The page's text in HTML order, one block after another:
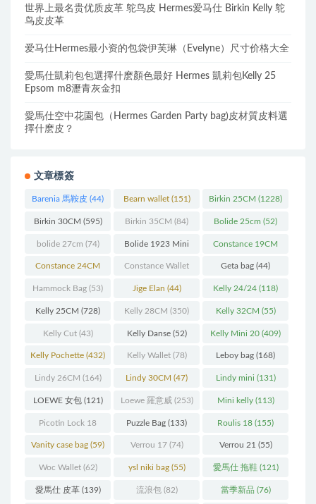
世界上最名贵优质皮革 鸵鸟皮 Hermes爱马仕 Birkin Kelly 鸵
鸟皮皮革
爱马仕Hermes最小资的包袋伊芙琳（Evelyne）尺寸价格大全
愛馬仕凱莉包包選擇什麽顏色最好 Hermes 凱莉包Kelly 25
Epsom m8瀝青灰金扣
愛馬仕空中花園包（Hermes Garden Party bag)皮材質皮料選
擇什麽皮？
文章標簽
Barenia 馬鞍皮 (44) Bearn wallet(151) Birkin 25CM (1228)
Birkin 30CM (595) Birkin 35CM (84) Bolide 25cm (52)
bolide 27cm (74) Bolide 1923 Mini
(93)
Constance 19CM
(571)
Constance 24CM
(216)
Constance Wallet
(60)
Geta bag (44)
Hammock Bag (53) Jige Elan (44) Kelly 24/24 (118)
Kelly 25CM (728) Kelly 28CM (350) Kelly 32CM (55)
Kelly Cut(43) Kelly Danse(52) Kelly Mini 20 (409)
Kelly Pochette (432) Kelly Wallet(78) Leboy bag (168)
Lindy 26CM (164) Lindy 30CM (47) Lindy mini (131)
LOEWE 女包(121) Loewe 羅意威(253) Mini kelly(113)
Picotin Lock 18
(202)
Puzzle Bag (133) Roulis 18 (155)
Vanity case bag (59) Verrou 17(74) Verrou 21 (55)
Woc Wallet(62) ysl niki bag(55) 愛馬仕 拖鞋(121)
愛馬仕 皮革(139) 流浪包(82) 當季新品 (76)